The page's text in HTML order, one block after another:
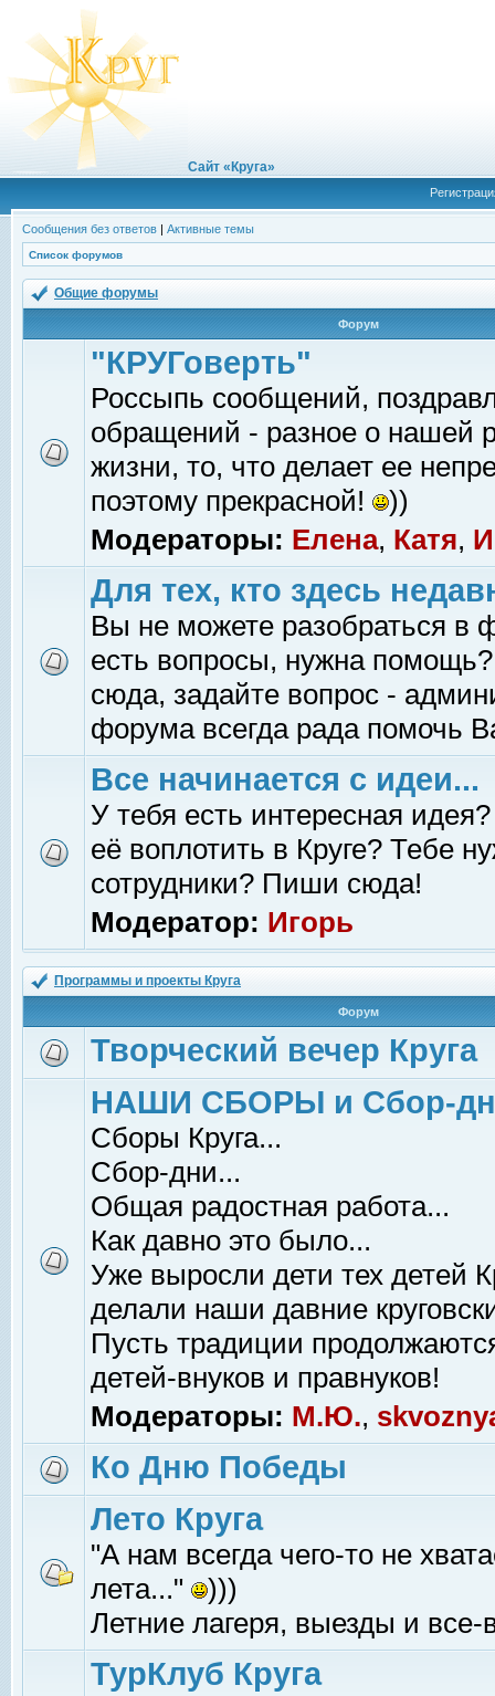
Сайт «Круга»
Сообщения без ответов | Активные темы
Список форумов
Общие форумы
Форум
"КРУГоверть"
Россыпь сообщений,
обращений - разное о нашей
жизни, то, что делает ее
поэтому прекрасной!
))
Модераторы: Елена, Катя,
Для тех, кто здесь
Вы не можете разобраться в
есть вопросы, нужна помощь?
сюда, задайте вопрос -
форума всегда рада помочь
Все начинается с идеи...
У тебя есть интересная
её воплотить в Круге? Тебе
сотрудники? Пиши сюда!
Модератор: Игорь
Программы и проекты Круга
Форум
Творческий вечер Круга
НАШИ СБОРЫ и Сбор-
Сборы Круга...
Сбор-дни...
Общая радостная работа...
Как давно это было...
Уже выросли дети тех детей
делали наши давние
Пусть традиции
детей-внуков и правнуков!
Модераторы: М.Ю.,
Ко Дню Победы
Лето Круга
"А нам всегда чего-то не
лета..."
)))
Летние лагеря, выезды и все-
ТурКлуб Круга